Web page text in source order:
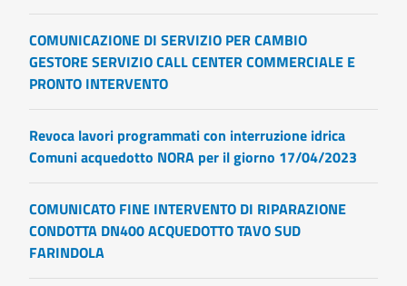
COMUNICAZIONE DI SERVIZIO PER CAMBIO
GESTORE SERVIZIO CALL CENTER COMMERCIALE E
PRONTO INTERVENTO
Revoca lavori programmati con interruzione idrica
Comuni acquedotto NORA per il giorno 17/04/2023
COMUNICATO FINE INTERVENTO DI RIPARAZIONE
CONDOTTA DN400 ACQUEDOTTO TAVO SUD
FARINDOLA